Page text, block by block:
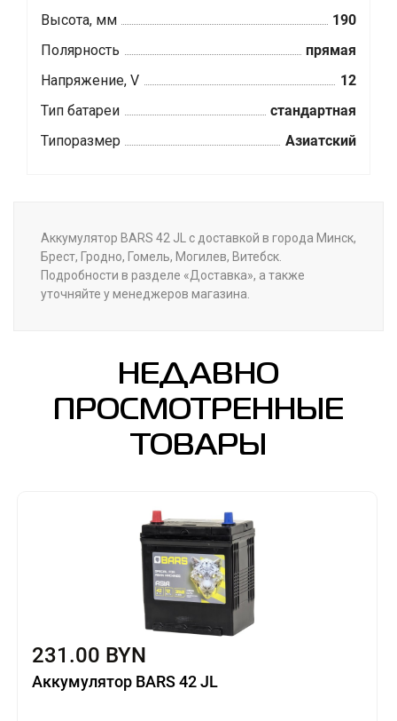
Высота, мм
190
Полярность
прямая
Напряжение, V
12
Тип батареи
стандартная
Типоразмер
Азиатский
Аккумулятор BARS 42 JL с доставкой в города Минск,
Брест, Гродно, Гомель, Могилев, Витебск.
Подробности в разделе «Доставка», а также
уточняйте у менеджеров магазина.
НЕДАВНО
ПРОСМОТРЕННЫЕ
ТОВАРЫ
231.00 BYN
Аккумулятор BARS 42 JL